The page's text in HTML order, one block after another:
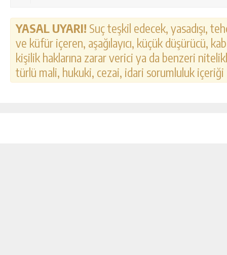
YASAL UYARI! Suç teşkil edecek, yasadışı,
ve küfür içeren, aşağılayıcı, küçük düşürücü,
kişilik haklarına zarar verici ya da benzeri
türlü mali, hukuki, cezai, idari sorumluluk